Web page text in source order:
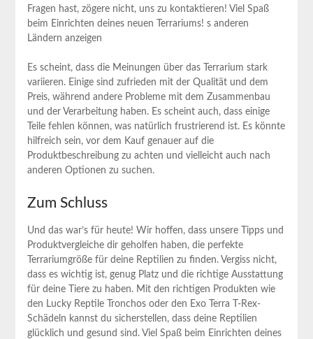
Fragen hast, zögere nicht, uns zu kontaktieren! ⁢Viel Spaß
beim Einrichten deines​ neuen Terrariums! s anderen
Ländern anzeigen
Es scheint,⁤ dass ​die ⁣Meinungen über das Terrarium stark
variieren.⁤ Einige sind‍ zufrieden mit der Qualität und dem
Preis, ​während andere Probleme mit⁤ dem‌ Zusammenbau
und der ⁤Verarbeitung haben. Es scheint ⁣auch, dass‍ einige
Teile fehlen ⁤können, was natürlich⁣ frustrierend ist. Es könnte
hilfreich sein, vor dem Kauf ‌genauer auf die
Produktbeschreibung zu ​achten und vielleicht auch​ nach
anderen ​Optionen zu suchen.
Zum Schluss
Und das war’s für​ heute! Wir hoffen, dass unsere Tipps und
Produktvergleiche dir geholfen haben, die​ perfekte
Terrariumgröße für deine ‌Reptilien zu finden. Vergiss nicht,
dass es wichtig‌ ist, genug Platz und die richtige Ausstattung
für deine ⁤Tiere zu haben. Mit den richtigen Produkten wie
den Lucky‍ Reptile Tronchos oder den‌ Exo ⁤Terra T-Rex-
Schädeln kannst du sicherstellen, ⁣dass deine Reptilien
glücklich und gesund sind. ‌Viel Spaß beim Einrichten deines